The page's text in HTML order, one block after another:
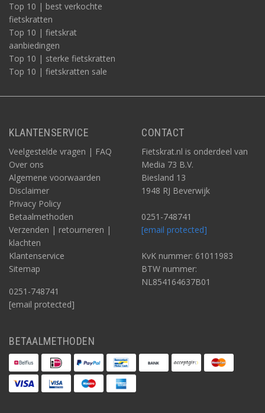
Top 10 | best verkochte
fietskratten
Top 10 | fietskrat
aanbiedingen
Top 10 | sterke fietskratten
Top 10 | fietskratten sale
KLANTENSERVICE
Veelgestelde vragen | FAQ
Over ons
Algemene voorwaarden
Disclaimer
Privacy Policy
Betaalmethoden
Verzenden | retourneren |
klachten
Klantenservice
Sitemap
0251-748741
[email protected]
CONTACT
Fietskrat.nl is onderdeel van
Media 73 B.V.
Biesland 13
1948 RJ Beverwijk
0251-748741
[email protected]
KvK nummer: 61011983
BTW nummer:
NL854164637B01
BETAALMETHODEN